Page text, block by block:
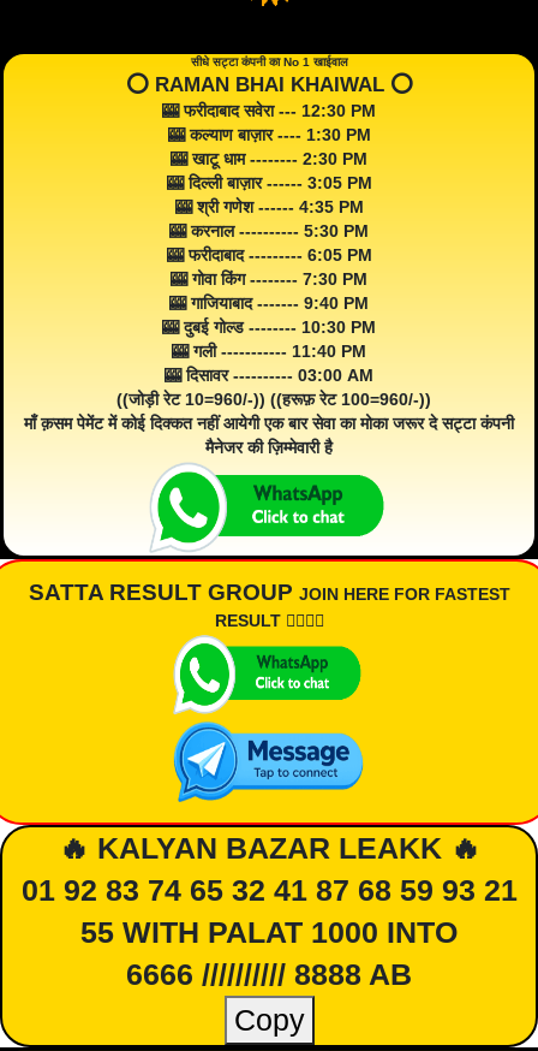
सीधे सट्टा कंपनी का No 1 खाईवाल
⭕️ RAMAN BHAI KHAIWAL ⭕️
🎰 फरीदाबाद सवेरा --- 12:30 PM
🎰 कल्याण बाज़ार ---- 1:30 PM
🎰 खाटू धाम -------- 2:30 PM
🎰 दिल्ली बाज़ार ------ 3:05 PM
🎰 श्री गणेश ------ 4:35 PM
🎰 करनाल ---------- 5:30 PM
🎰 फरीदाबाद --------- 6:05 PM
🎰 गोवा किंग -------- 7:30 PM
🎰 गाजियाबाद ------- 9:40 PM
🎰 दुबई गोल्ड -------- 10:30 PM
🎰 गली ----------- 11:40 PM
🎰 दिसावर ---------- 03:00 AM
((जोड़ी रेट 10=960/-)) ((हरूफ़ रेट 100=960/-))
माँ क़सम पेमेंट में कोई दिक्कत नहीं आयेगी एक बार सेवा का मोका जरूर दे सट्टा कंपनी
मैनेजर की ज़िम्मेवारी है
SATTA RESULT GROUP JOIN HERE FOR FASTEST
RESULT 👇🏾👇🏾
🔥 KALYAN BAZAR LEAKK 🔥
01 92 83 74 65 32 41 87 68 59 93 21
55 WITH PALAT 1000 INTO
6666 ////////// 8888 AB
Copy